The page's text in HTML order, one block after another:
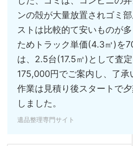
ンの殻が大量放置されゴミ
ストは比較的て安いものが
ためトラック単価(4.3㎥)を
は、2.5台(17.5㎥)として査定
175,000円でご案内し、了承
作業は見積り後スタートで
しました。
遺品整理専門サイト